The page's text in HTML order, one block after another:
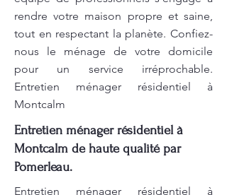
rendre votre maison propre et saine,
tout en respectant la planète. Confiez-
nous le ménage de votre domicile
pour un service irréprochable.
Entretien ménager résidentiel à
Montcalm
Entretien ménager résidentiel à
Montcalm de haute qualité par
Pomerleau.
Entretien ménager résidentiel à